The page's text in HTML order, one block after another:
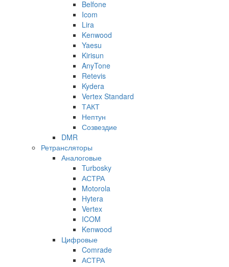
Belfone
Icom
Lira
Kenwood
Yaesu
Kirisun
AnyTone
Retevis
Kydera
Vertex Standard
ТАКТ
Нептун
Созвездие
DMR
Ретрансляторы
Аналоговые
Turbosky
АСТРА
Motorola
Hytera
Vertex
ICOM
Kenwood
Цифровые
Comrade
АСТРА